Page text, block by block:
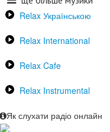
Relax Українською
Relax International
Relax Cafe
Relax Instrumental
Як слухати радіо онлайн